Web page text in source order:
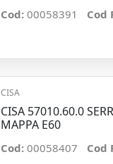
Cod: 00058391 Cod
CISA
CISA 57010.60.0
MAPPA E60
Cod: 00058407 Cod